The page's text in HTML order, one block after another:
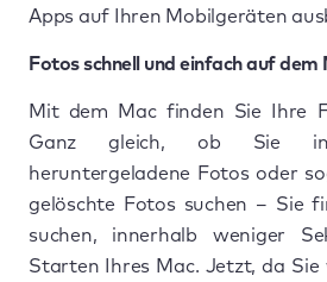
Apps auf Ihren Mobilgeräten
Fotos schnell und einfach auf dem
Mit dem Mac finden Sie Ihre
Ganz gleich, ob Sie
heruntergeladene Fotos oder
gelöschte Fotos suchen – Sie
suchen, innerhalb weniger
Starten Ihres Mac. Jetzt, da Sie